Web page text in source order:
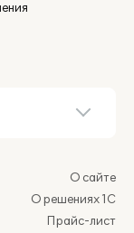
О сайте
О решениях 1С
Прайс-лист